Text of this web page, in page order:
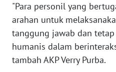
"Para personil yang
arahan untuk
tanggung jawab dan
humanis dalam
tambah AKP Verry Purba.
WN
KALTARA
WN